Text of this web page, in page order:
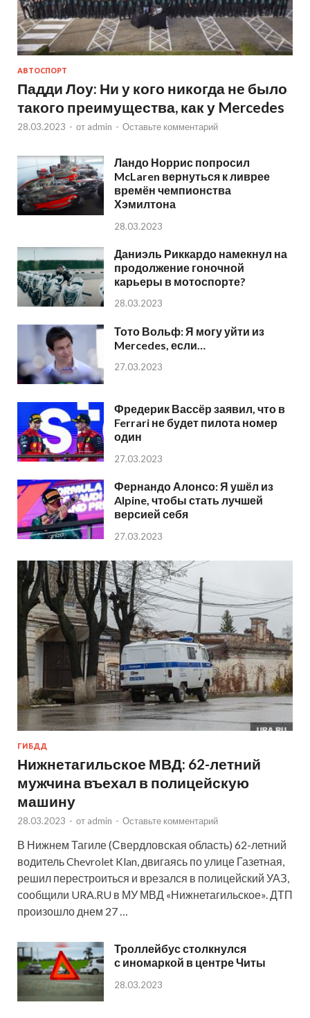
АВТОСПОРТ
Падди Лоу: Ни у кого никогда не было
такого преимущества, как у Mercedes
28.03.2023 - от admin - Оставьте комментарий
Ландо Норрис попросил
McLaren вернуться к ливрее
времён чемпионства
Хэмилтона
28.03.2023
Даниэль Риккардо намекнул на
продолжение гоночной
карьеры в мотоспорте?
28.03.2023
Тото Вольф: Я могу уйти из
Mercedes, если…
27.03.2023
Фредерик Вассёр заявил, что в
Ferrari не будет пилота номер
один
27.03.2023
Фернандо Алонсо: Я ушёл из
Alpine, чтобы стать лучшей
версией себя
27.03.2023
ГИБДД
Нижнетагильское МВД: 62-летний
мужчина въехал в полицейскую
машину
28.03.2023 - от admin - Оставьте комментарий
В Нижнем Тагиле (Свердловская область) 62-летний
водитель Chevrolet Klan, двигаясь по улице Газетная,
решил перестроиться и врезался в полицейский УАЗ,
сообщили URA.RU в МУ МВД «Нижнетагильское». ДТП
произошло днем 27 …
Троллейбус столкнулся
с иномаркой в центре Читы
28.03.2023